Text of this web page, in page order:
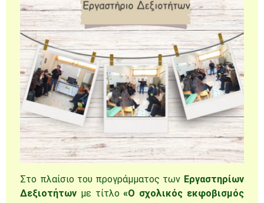
Στο πλαίσιο του προγράμματος των Εργαστηρίων
Δεξιοτήτων με τίτλο«Ο σχολικός εκφοβισμός